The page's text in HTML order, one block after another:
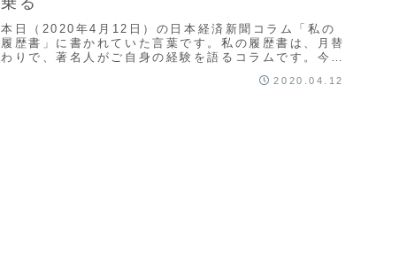
本日（2020年4月12日）の日本経済新聞コラム「私の
履歴書」に書かれていた言葉です。私の履歴書は、月替
わりで、著名人がご自身の経験を語るコラムです。今月
2020.04.12